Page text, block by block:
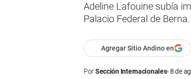
Adeline Lafouine subía
Palacio Federal de
Agregar Sitio Andino en
PorSección Internacionales 8 de